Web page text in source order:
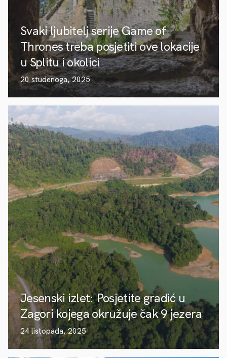
Svaki ljubitelj serije Game of
Thrones treba posjetiti ove lokacije
u Splitu i okolici
20 studenoga, 2025
Jesenski izlet: Posjetite gradić u
Zagori kojega okružuje čak 9 jezera
24 listopada, 2025